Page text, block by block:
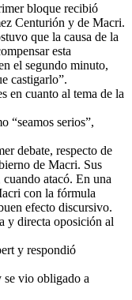
bloque recibió
Centurión y de Macri.
que la causa de la
esta
el segundo minuto,
castigarlo”.
en cuanto al tema de la
“seamos serios”,
debate, respecto de
de Macri. Sus
atacó. En una
con la fórmula
efecto discursivo.
y directa oposición al
y respondió
vio obligado a